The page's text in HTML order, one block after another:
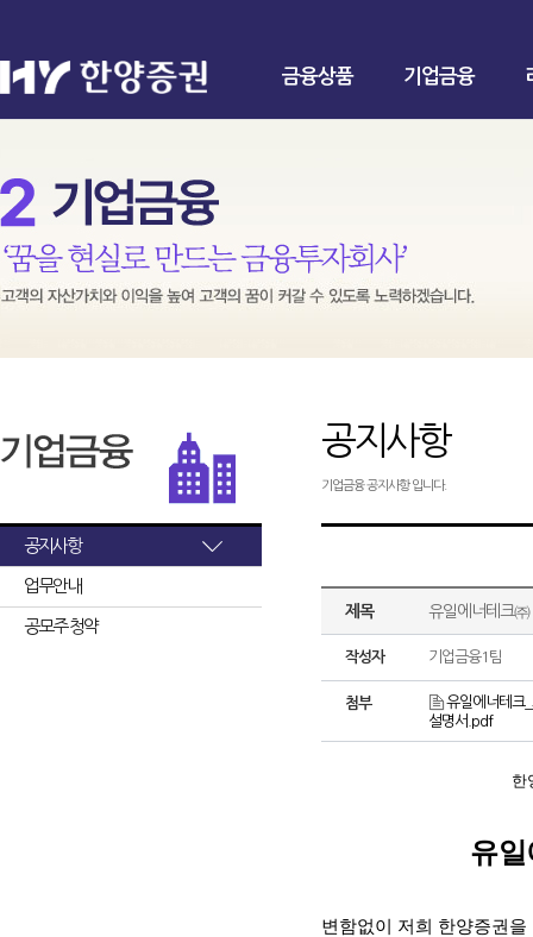
금융상품 기업금융
공지사항
업무안내
공모주 청약
공지사항
기업금융 공지사항 입니다.
제목 유일에너테크㈜
작성자 기업금융1팀
첨부
유일에너테크
설명서.pdf
한
유
변함없이 저희 한양증권